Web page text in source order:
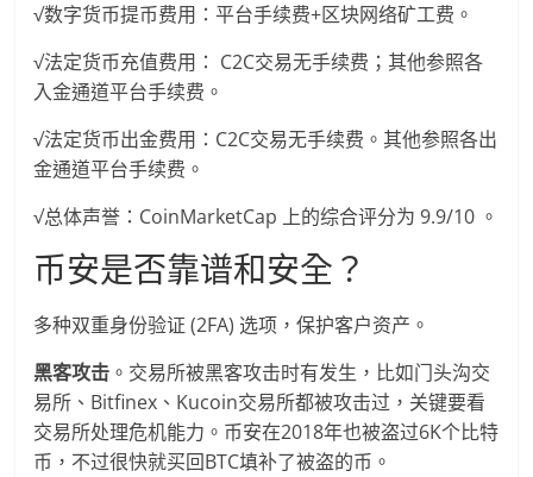
√数字货币提币费用：平台手续费+区块网络矿工费。
√法定货币充值费用： C2C交易无手续费；其他参照各
入金通道平台手续费。
√法定货币出金费用：C2C交易无手续费。其他参照各出
金通道平台手续费。
√总体声誉：CoinMarketCap 上的综合评分为 9.9/10 。
币安是否靠谱和安全？
多种双重身份验证 (2FA) 选项，保护客户资产。
黑客攻击 。交易所被黑客攻击时有发生，比如门头沟交
易所、Bitfinex、Kucoin交易所都被攻击过，关键要看
交易所处理危机能力。币安在2018年也被盗过6K个比特
币，不过很快就买回BTC填补了被盗的币。